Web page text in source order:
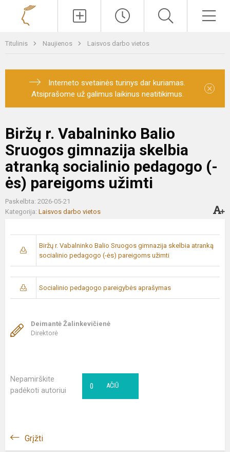
Titulinis Naujienos Laisvos darbo vietos
Interneto svetainės turinys dar kuriamas.
Atsiprašome už galimus laikinus neatitikimus.
×
Biržų r. Vabalninko Balio
Sruogos gimnazija skelbia
atranką socialinio pedagogo (-
ės) pareigoms užimti
Paskelbta: 2026-05-21
Kategorija: Laisvos darbo vietos
Biržų r. Vabalninko Balio Sruogos gimnazija skelbia atranką
socialinio pedagogo (-ės) pareigoms užimti
Socialinio pedagogo pareigybės aprašymas
Deimantė Žalinkevičienė
Direktorė
Nepamirškite
padėkoti autoriui
AČIŪ
0
Grįžti